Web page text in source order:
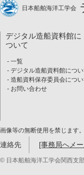
日本船舶海洋工学会
デジタル造船資料館に
ついて
一覧
デジタル造船資料館につ
造船資料保存委員会につ
お問い合わせ
画像等の無断使用を禁じます
連絡先 [事務局へメ
© 日本船舶海洋工学会関西支